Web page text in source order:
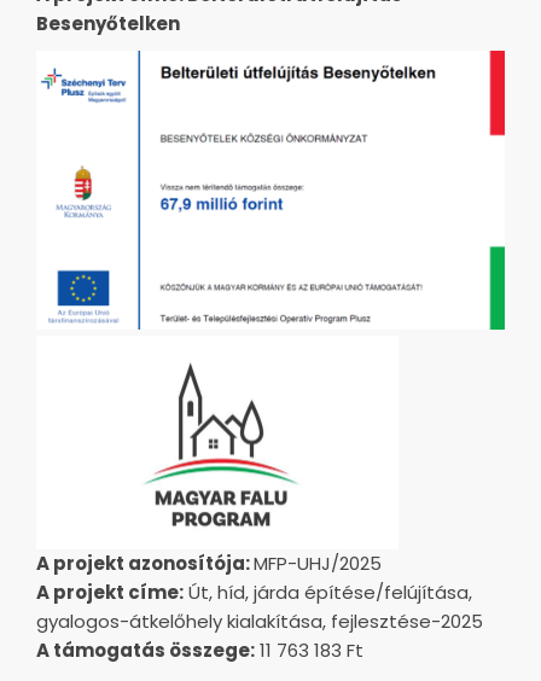
Besenyőtelken
A projekt azonosítója:MFP-UHJ/2025
A projekt címe:Út, híd, járda építése/felújítása,
gyalogos-átkelőhely kialakítása, fejlesztése-2025
A támogatás összege:11 763 183 Ft